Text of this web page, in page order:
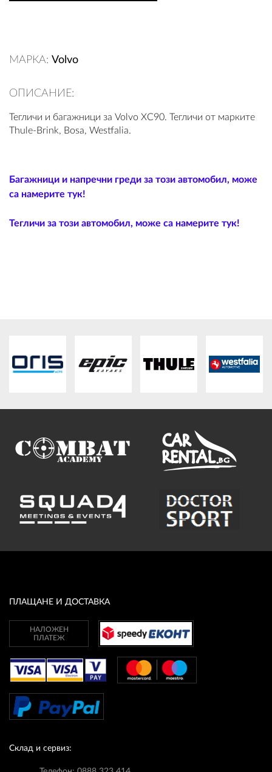
МАРКА: Volvo
ОПИСАНИЕ:
Тегличи и багажници за Volvo XC90. Тегличи от марките
Thule-Brink, Bosa, Westfalia.
Багажници и напречни греди за този автомобил, може
са намерите тук!
Тегличи за този автомобил, може са намерите тук!
ПЛАЩАНЕ И ДОСТАВКА
НАЛОЖЕН
ПЛАТЕЖ
Склад и сервиз:
УСЛОВИЯ ЗА ДОСТАВКА
ПОЛИТИКА ЗА БИСКВИТКИ